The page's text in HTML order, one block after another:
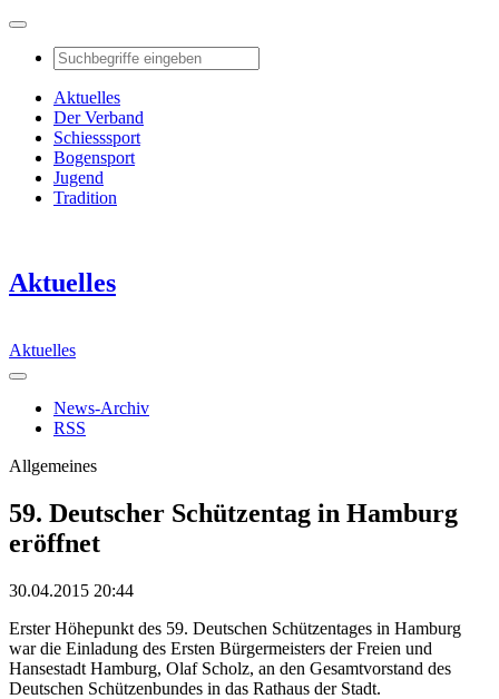
Aktuelles
Der Verband
Schiesssport
Bogensport
Jugend
Tradition
Aktuelles
Aktuelles
News-Archiv
RSS
Allgemeines
59. Deutscher Schützentag in Hamburg
eröffnet
30.04.2015 20:44
Erster Höhepunkt des 59. Deutschen Schützentages in Hamburg
war die Einladung des Ersten Bürgermeisters der Freien und
Hansestadt Hamburg, Olaf Scholz, an den Gesamtvorstand des
Deutschen Schützenbundes in das Rathaus der Stadt.